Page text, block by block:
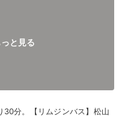
30分。【リムジンバス】松山